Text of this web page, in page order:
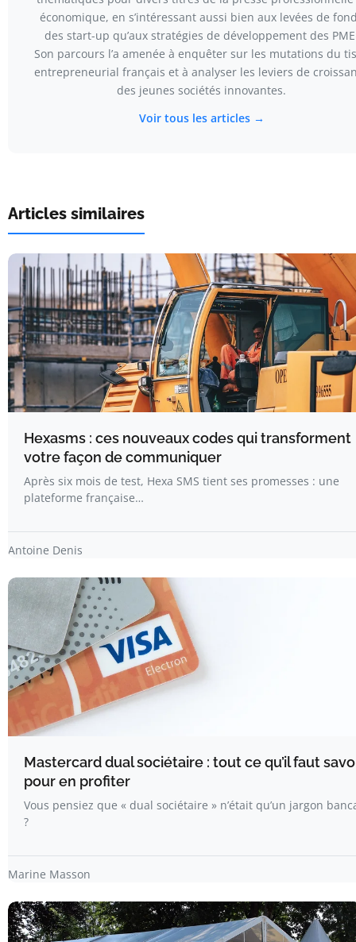
économique, en s’intéressant aussi bien aux levées de
des start-up qu’aux stratégies de développement des
Son parcours l’a amenée à enquêter sur les mutations du
entrepreneurial français et à analyser les leviers de
des jeunes sociétés innovantes.
Voir tous les articles →
Articles similaires
Hexasms : ces nouveaux codes qui transforment
votre façon de communiquer
Après six mois de test, Hexa SMS tient ses promesses : une
plateforme française…
Antoine Denis
Mastercard dual sociétaire : tout ce qu’il faut
pour en profiter
Vous pensiez que « dual sociétaire » n’était qu’un jargon
?
Marine Masson